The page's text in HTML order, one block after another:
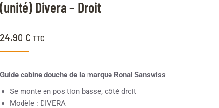
(unité) Divera – Droit
24.90 € TTC
Guide cabine douche de la marque Ronal Sanswiss
Se monte en position basse, côté droit
Modèle : DIVERA